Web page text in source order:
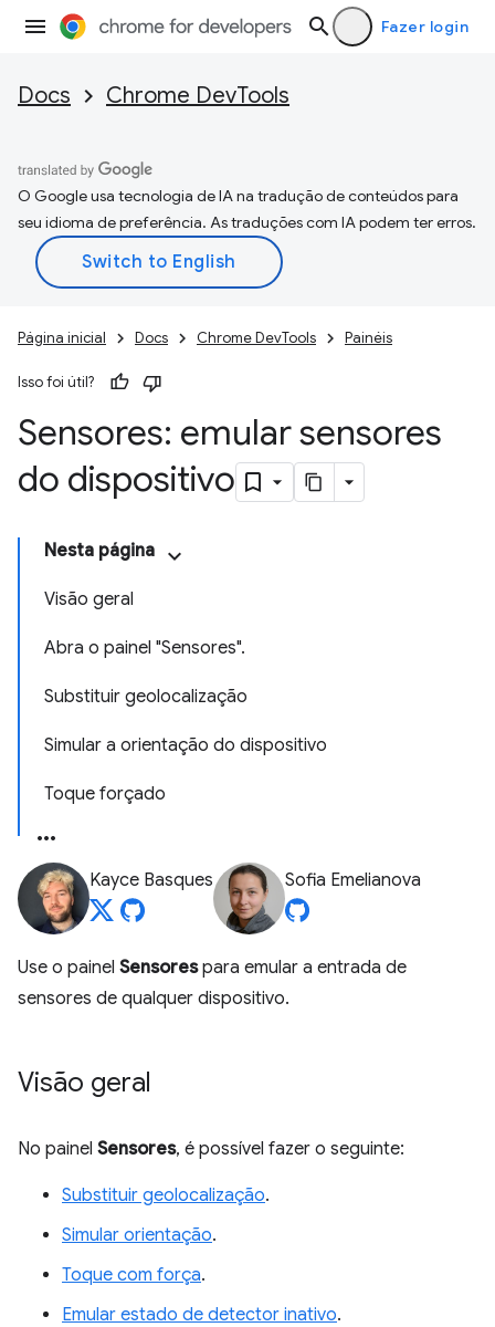
Fazer login
Docs Chrome DevTools
O Google usa tecnologia de IA na tradução de conteúdos para
seu idioma de preferência. As traduções com IA podem ter erros.
Página inicial Docs Chrome DevTools Painéis
Isso foi útil?
Sensores: emular sensores
do dispositivo
Nesta página
Visão geral
Abra o painel "Sensores".
Substituir geolocalização
Simular a orientação do dispositivo
Toque forçado
Kayce Basques Sofia Emelianova
Use o painel Sensorespara emular a entrada de
sensores de qualquer dispositivo.
Visão geral
No painel Sensores, é possível fazer o seguinte:
Substituir geolocalização.
Simular orientação.
Toque com força.
Emular estado de detector inativo.